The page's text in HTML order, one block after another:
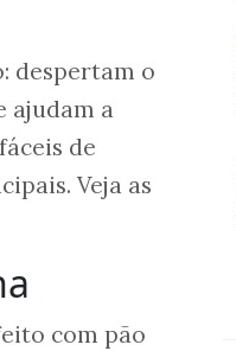
despertam o
ajudam a
de
Veja as
com pão